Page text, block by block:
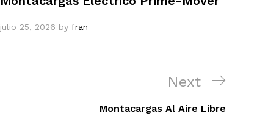
julio 25, 2026 by fran
Next
Post
Next
Montacargas Al Aire Libre